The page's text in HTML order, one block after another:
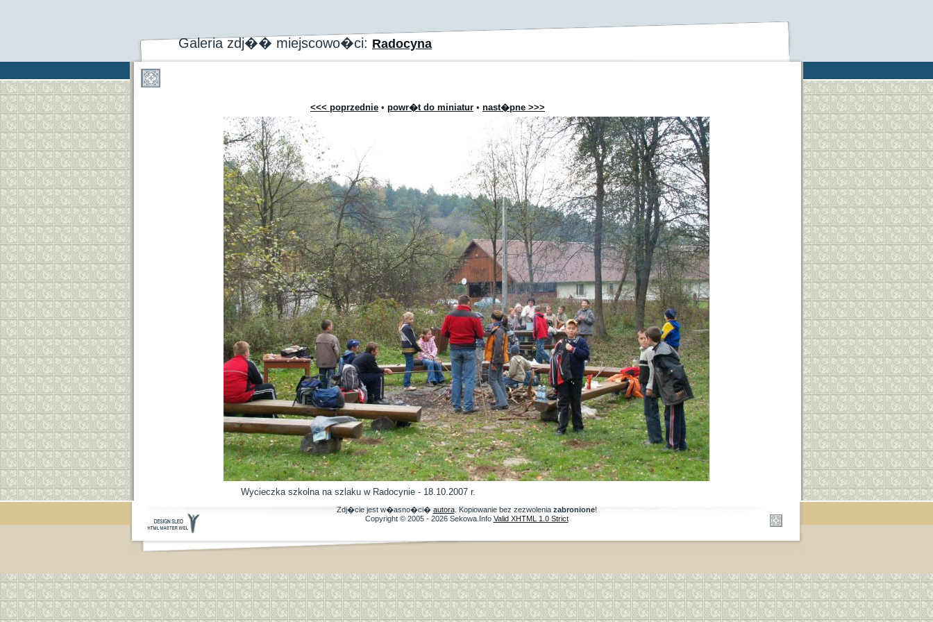
Galeria zdj�� miejscowo�ci: Radocyna
<<< poprzednie • powr�t do miniatur • nast�pne >>>
Wycieczka szkolna na szlaku w Radocynie - 18.10.2007 r.
Zdj�cie jest w�asno�ci� autora. Kopiowanie bez zezwolenia zabronione!
Copyright © 2005 - 2026 Sekowa.Info Valid XHTML 1.0 Strict